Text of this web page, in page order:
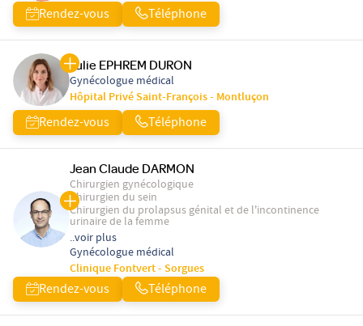
Rendez-vous Téléphone
Julie EPHREM DURON
Gynécologue médical
Hôpital Privé Saint-François - Montluçon
Rendez-vous Téléphone
Jean Claude DARMON
Chirurgien gynécologique
Chirurgien du sein
Chirurgien du prolapsus génital et de l'incontinence
urinaire de la femme
..voir plus
Gynécologue médical
Clinique Fontvert - Sorgues
Rendez-vous Téléphone